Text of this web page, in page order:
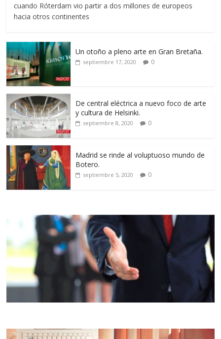
cuando Róterdam vio partir a dos millones de europeos
hacia otros continentes
Un otoño a pleno arte en Gran Bretaña.
septiembre 17, 2020 0
De central eléctrica a nuevo foco de arte
y cultura de Helsinki.
septiembre 8, 2020 0
Madrid se rinde al voluptuoso mundo de
Botero.
septiembre 5, 2020 0